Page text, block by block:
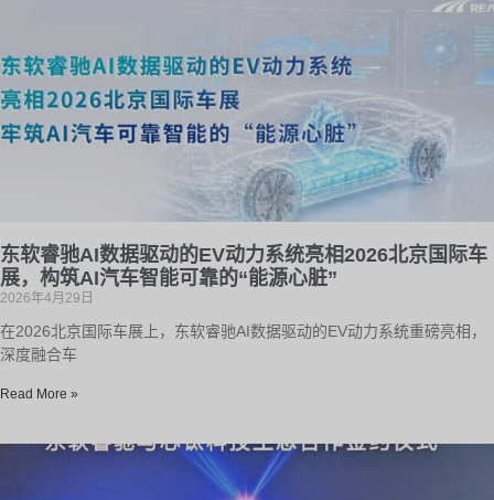
东软睿驰AI数据驱动的EV动力系统亮相2026北京国际车
展，构筑AI汽车智能可靠的“能源心脏”
2026年4月29日
在2026北京国际车展上，东软睿驰AI数据驱动的EV动力系统重磅亮相，
深度融合车
Read More »